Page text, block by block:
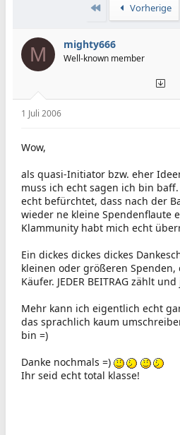
l
e
l
l
Erste
Vorherige
M mighty666
Well-known member
1 Juli 2006
Wow,
als quasi-Initiator bzw. eher
muss ich echt sagen ich bin
echt befürchtet, dass nach der
wieder ne kleine Spendenflaute
Klammunity habt mich echt
Ein dickes dickes dickes
kleinen oder größeren Spenden,
Käufer. JEDER BEITRAG zählt
Mehr kann ich eigentlich echt
das sprachlich kaum
bin =)
Danke nochmals =)
Ihr seid echt total klasse!